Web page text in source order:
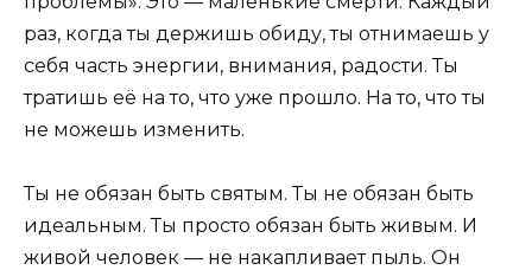
раз, когда ты держишь обиду, ты отнимаешь у
себя часть энергии, внимания, радости. Ты
тратишь её на то, что уже прошло. На то, что ты
не можешь изменить.
Ты не обязан быть святым. Ты не обязан быть
идеальным. Ты просто обязан быть живым. И
живой человек — не накапливает пыль. Он